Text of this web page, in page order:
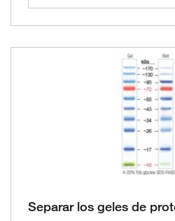
Separar los geles de